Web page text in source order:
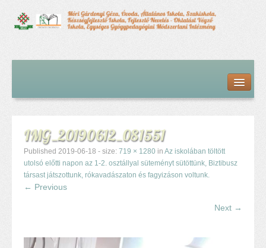
Hírfolyam
Alapdokumentumok
Intézményvezetői megbízás dokumentumai
Órarendek (2025/26. tanév)
Szakképzés
Középfokú beiskolázás a 2026-2027-ös tanévben
IMG_20190612_081551
Published 2019-06-18 - size: 719 × 1280 in Az iskolában töltött
utolsó előtti napon az 1-2. osztállyal süteményt sütöttünk, Biztibusz
társast játszottunk, rókavadászaton és fagyizáson voltunk.
← Previous
Next →